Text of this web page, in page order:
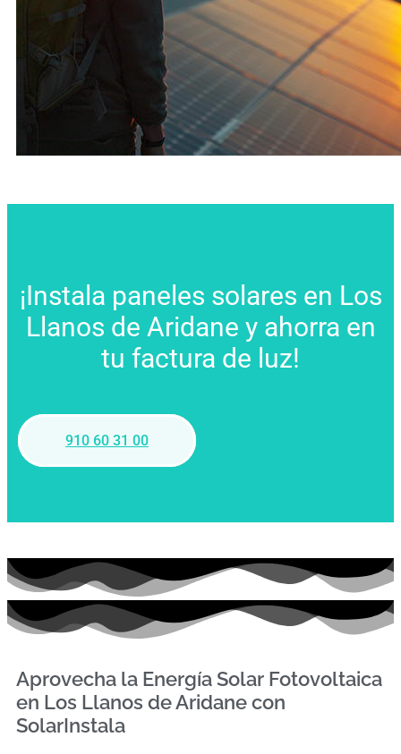
¡Instala paneles solares en Los
Llanos de Aridane y ahorra en
tu factura de luz!
910 60 31 00
Aprovecha la Energía Solar Fotovoltaica
en Los Llanos de Aridane con
SolarInstala